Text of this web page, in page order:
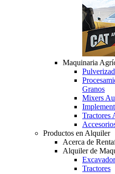
Maquinaria
Granos
Mixers
Tractores
Productos en Alquiler
Acerca de
Alquiler de
Tractores